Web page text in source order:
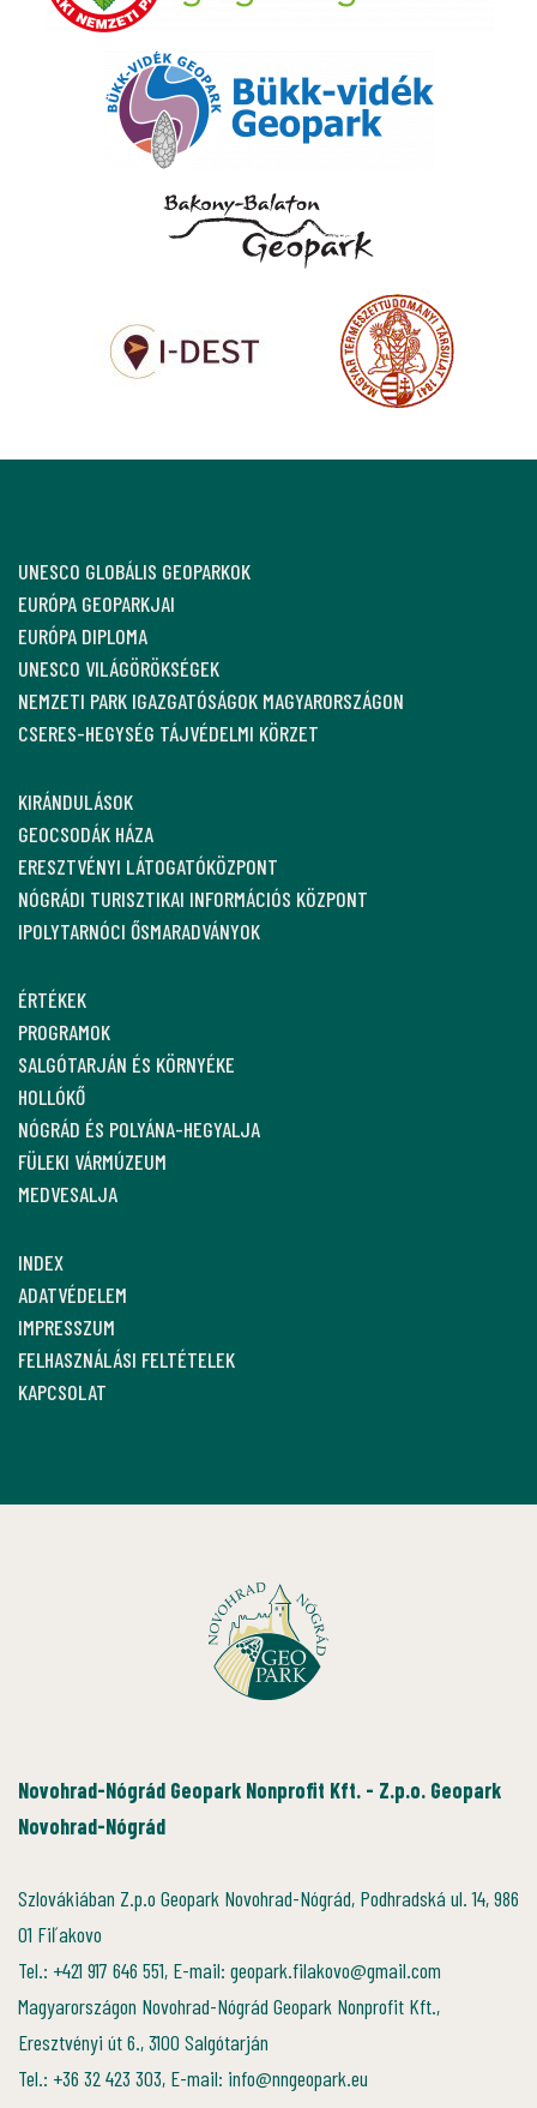
UNESCO GLOBÁLIS GEOPARKOK
EURÓPA GEOPARKJAI
EURÓPA DIPLOMA
UNESCO VILÁGÖRÖKSÉGEK
NEMZETI PARK IGAZGATÓSÁGOK MAGYARORSZÁGON
CSERES-HEGYSÉG TÁJVÉDELMI KÖRZET
KIRÁNDULÁSOK
GEOCSODÁK HÁZA
ERESZTVÉNYI LÁTOGATÓKÖZPONT
NÓGRÁDI TURISZTIKAI INFORMÁCIÓS KÖZPONT
IPOLYTARNÓCI ŐSMARADVÁNYOK
ÉRTÉKEK
PROGRAMOK
SALGÓTARJÁN ÉS KÖRNYÉKE
HOLLÓKŐ
NÓGRÁD ÉS POLYÁNA-HEGYALJA
FÜLEKI VÁRMÚZEUM
MEDVESALJA
INDEX
ADATVÉDELEM
IMPRESSZUM
FELHASZNÁLÁSI FELTÉTELEK
KAPCSOLAT
Novohrad-Nógrád Geopark Nonprofit Kft. - Z.p.o. Geopark
Novohrad-Nógrád
Szlovákiában Z.p.o Geopark Novohrad-Nógrád, Podhradská ul. 14, 986
01 Fiľakovo
Tel.: +421 917 646 551, E-mail: geopark.filakovo@gmail.com
Magyarországon Novohrad-Nógrád Geopark Nonprofit Kft.,
Eresztvényi út 6., 3100 Salgótarján
Tel.: +36 32 423 303, E-mail: info@nngeopark.eu